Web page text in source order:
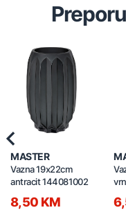
MASTER
Vazna 19x22cm
antracit 144081002
8,50 KM
Previous